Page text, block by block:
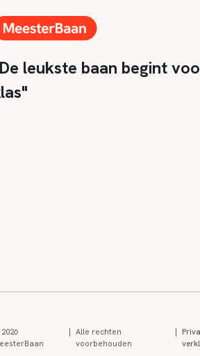
leukste baan begint
Alle rechten
voorbehouden